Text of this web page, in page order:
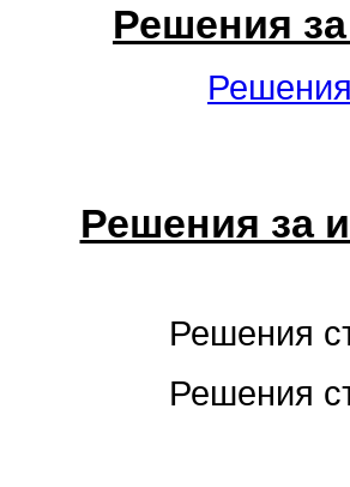
Решения
Решения за
Решения
Решения